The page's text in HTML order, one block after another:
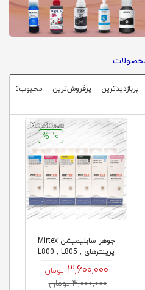
پربازدیدترین پرفروش‌ترین
محبوب‌ترین
10 %
جوهر سابلیمیشن Mirtex
پرینترهای L800 , L805 ,
L810...
3,600,000 تومان
4,000,000 تومان